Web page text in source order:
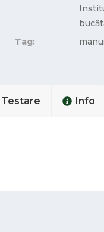
Tag:
Testare Info